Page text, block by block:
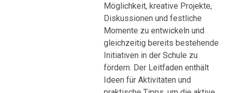
Möglichkeit, kreative Projekte,
Diskussionen und festliche
Momente zu entwickeln und
gleichzeitig bereits bestehende
Initiativen in der Schule zu
fördern. Der Leitfaden enthält
Ideen für Aktivitäten und